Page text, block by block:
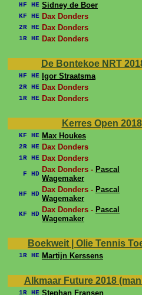
HF HE Sidney de Boer
KF HE Dax Donders
2R HE Dax Donders
1R HE Dax Donders
De Bontekoe NRT
HF HE Igor Straatsma
2R HE Dax Donders
1R HE Dax Donders
Kerres Open
KF HE Max Houkes
2R HE Dax Donders
1R HE Dax Donders
F HD Dax Donders - Pascal
Wagemaker
HF HD Dax Donders - Pascal
Wagemaker
KF HD Dax Donders - Pascal
Wagemaker
Boekweit | Olie Tennis
1R HE Martijn Kerssens
Alkmaar Future 2018
1R HE Stephan Fransen